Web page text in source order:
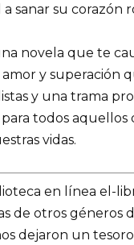
a sanar su
novela que te
y superación
y una trama
todos
vidas.
en línea el-
de otros géneros
dejaron un